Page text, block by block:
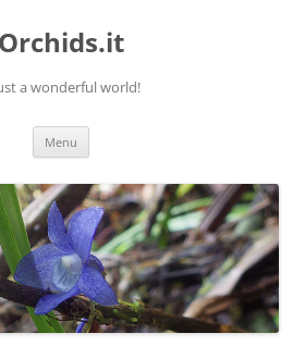
Orchids.it
a wonderful world!
Menu